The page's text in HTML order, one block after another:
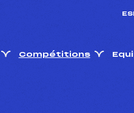
Compétitions